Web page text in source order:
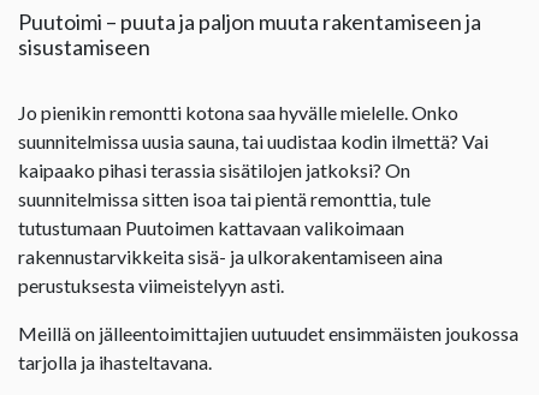
Puutoimi – puuta ja paljon muuta rakentamiseen ja
sisustamiseen
Jo pienikin remontti kotona saa hyvälle mielelle. Onko
suunnitelmissa uusia sauna, tai uudistaa kodin ilmettä? Vai
kaipaako pihasi terassia sisätilojen jatkoksi? On
suunnitelmissa sitten isoa tai pientä remonttia, tule
tutustumaan Puutoimen kattavaan valikoimaan
rakennustarvikkeita sisä- ja ulkorakentamiseen aina
perustuksesta viimeistelyyn asti.
Meillä on jälleentoimittajien uutuudet ensimmäisten joukossa
tarjolla ja ihasteltavana.